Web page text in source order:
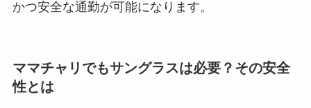
かつ安全な通勤が可能になります。
ママチャリでもサングラスは必要？その安全
性とは